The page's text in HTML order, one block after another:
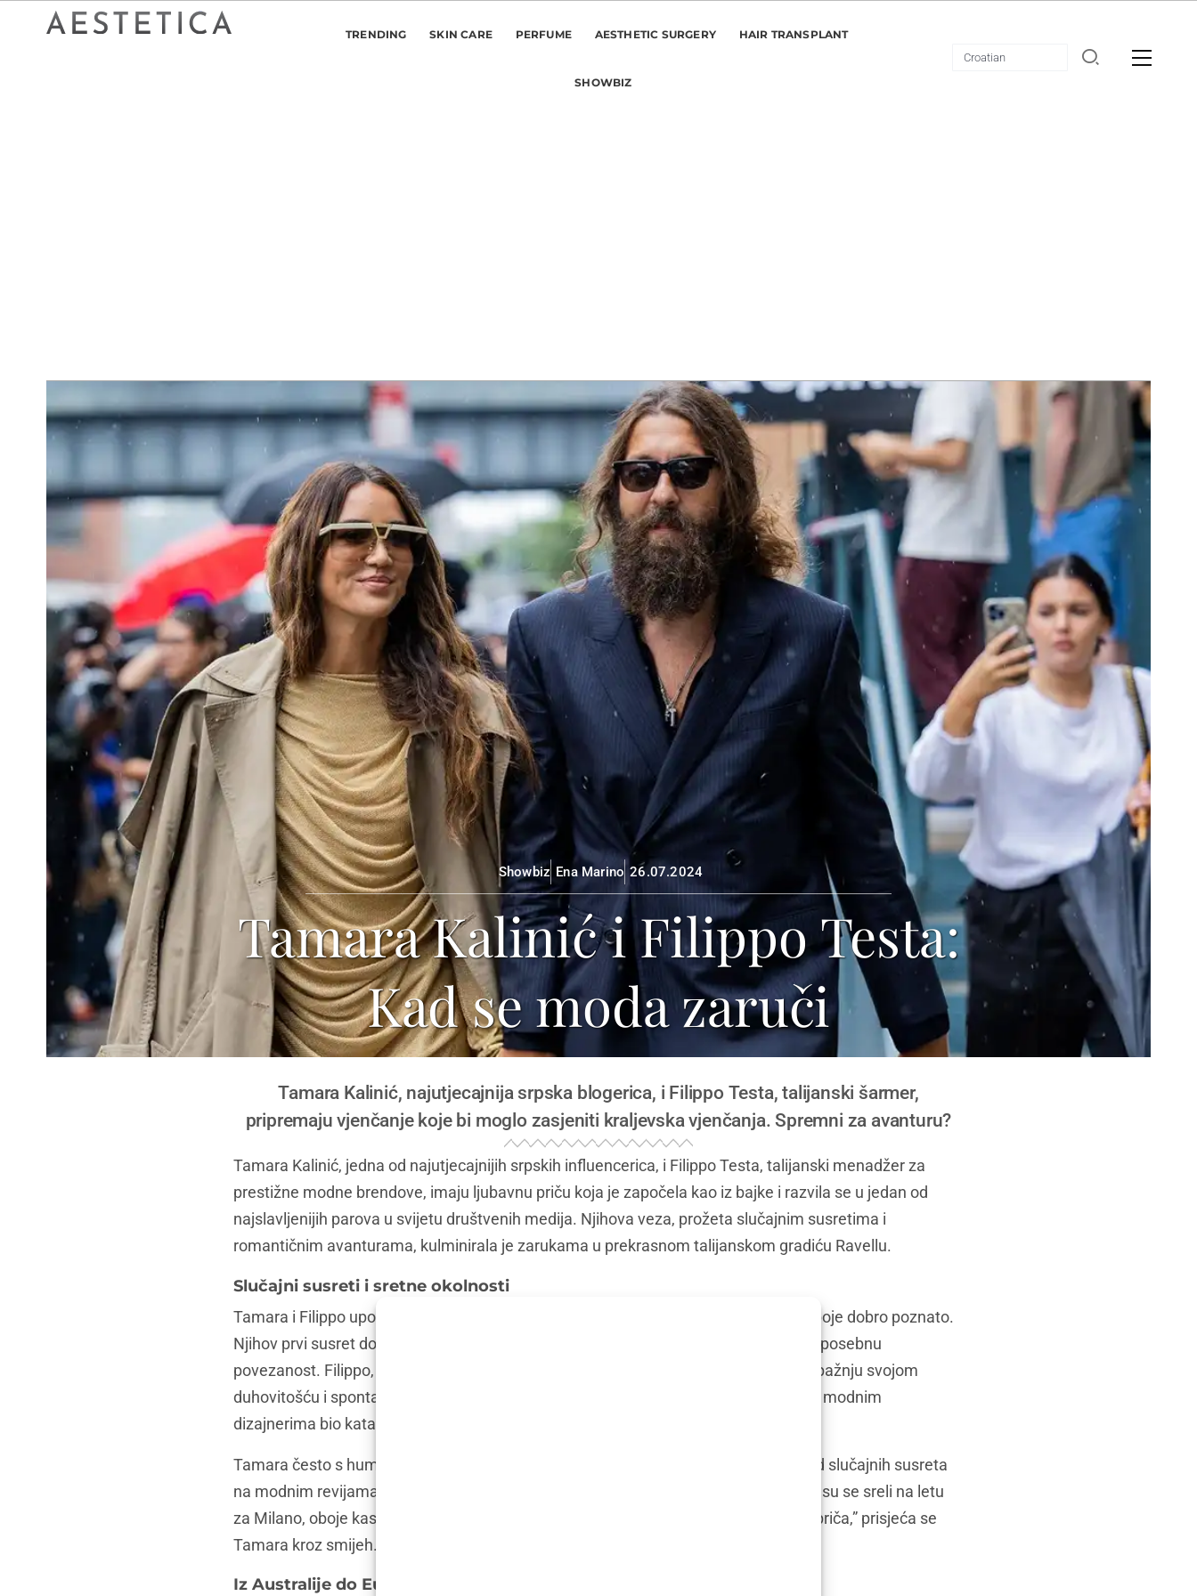
TRENDING SKIN CARE PERFUME AESTHETIC SURGERY HAIR TRANSPLANT
SHOWBIZ
Showbiz Ena Marino 26.07.2024
Tamara Kalinić i Filippo Testa:
Kad se moda zaruči
Tamara Kalinić, najutjecajnija srpska blogerica, i Filippo Testa, talijanski šarmer,
pripremaju vjenčanje koje bi moglo zasjeniti kraljevska vjenčanja. Spremni za avanturu?
Tamara Kalinić, jedna od najutjecajnijih srpskih influencerica, i Filippo Testa, talijanski menadžer za
prestižne modne brendove, imaju ljubavnu priču koja je započela kao iz bajke i razvila se u jedan od
najslavljenijih parova u svijetu društvenih medija. Njihova veza, prožeta slučajnim susretima i
romantičnim avanturama, kulminirala je zarukama u prekrasnom talijanskom gradiću Ravellu.
Slučajni susreti i sretne okolnosti
Tamara i Filippo upoznali su se 2020. godine u modnom svijetu, okruženju koje je oboje dobro poznato.
Njihov prvi susret dogodio se na modnom događaju u Parizu, gdje su odmah osjetili posebnu
povezanost. Filippo, s njegovim tipičnim talijanskim šarmom, privukao je Tamarinu pažnju svojom
duhovitošću i spontanošću. Priča kaže da je upravo njihov prvi razgovor o omiljenim modnim
dizajnerima bio katalizator koji je zapalio iskru među njima.
Tamara često s humorom spominje kako je sudbina uplela prste u njihovu priču – od slučajnih susreta
na modnim revijama do neplaniranih susreta u zračnim lukama. Na primjer, jednom su se sreli na letu
za Milano, oboje kasneći na avion. “Taj let smo čekali zajedno i tu je započela naša priča,” prisjeća se
Tamara kroz smijeh.
Iz Australije do Europe: Transkontinentalna romansa